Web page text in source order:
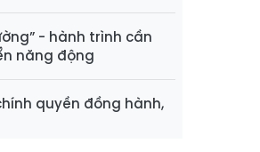
- hành trình cần
năng động
quyền đồng hành,